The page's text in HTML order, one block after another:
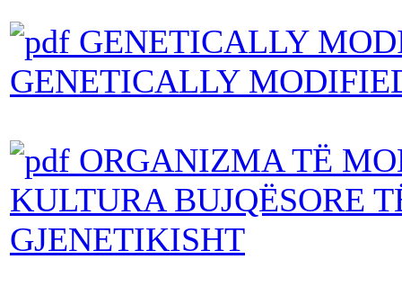
GENETICALLY
GENETICALLY
ORGANIZMA TË
KULTURA BUJQËSORE
GJENETIKISHT